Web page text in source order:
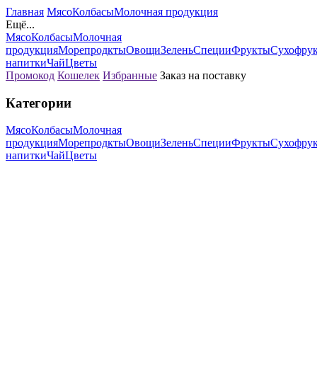
Главная МясоКолбасыМолочная продукция
Ещё...
МясоКолбасыМолочная
продукцияМорепродктыОвощиЗеленьСпецииФрукты
напиткиЧайЦветы
Промокод Кошелек Избранные Заказ на поставку
Категории
МясоКолбасыМолочная
продукцияМорепродктыОвощиЗеленьСпецииФрукты
напиткиЧайЦветы